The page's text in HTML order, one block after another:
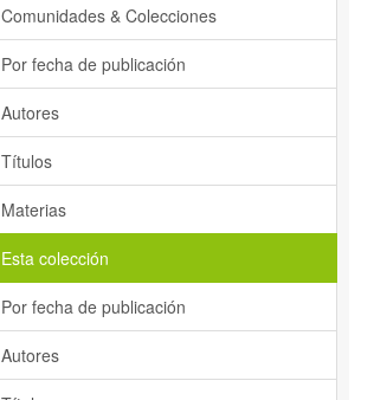
Comunidades & Colecciones
Por fecha de publicación
Autores
Títulos
Materias
Esta colección
Por fecha de publicación
Autores